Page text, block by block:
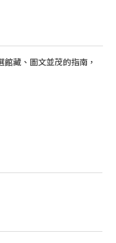
館藏、圖文並茂的指南，